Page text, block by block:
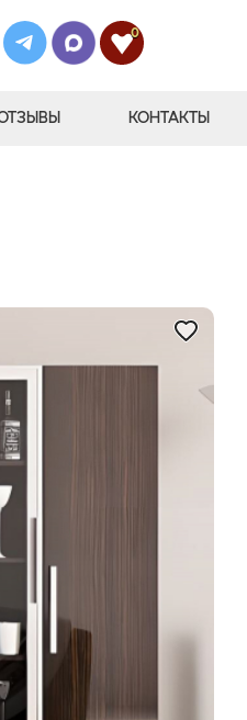
0
КОНТАКТЫ